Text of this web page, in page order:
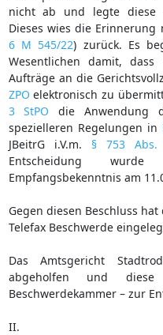
nicht ab und legte diese
Dieses wies die Erinnerung
6 M 545/22) zurück. Es
Wesentlichen damit,
Aufträge an die
ZPO elektronisch zu
3 StPO die Anwendung
spezielleren Regelungen in
JBeitrG i.V.m. § 753 Abs.
Entscheidung
Empfangsbekenntnis am
Gegen diesen Beschluss
Telefax Beschwerde
Das Amtsgericht
abgeholfen und
Beschwerdekammer – zur
II.